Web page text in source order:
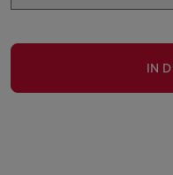
IN